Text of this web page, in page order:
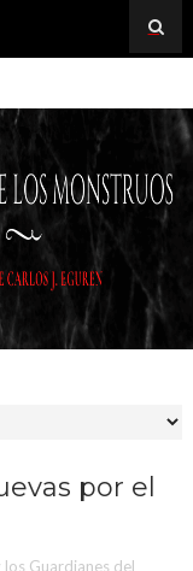
por el
Guardianes del